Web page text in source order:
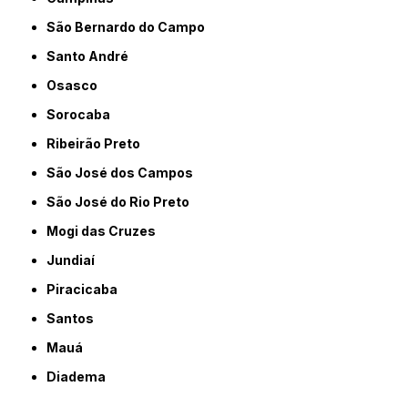
São Bernardo do Campo
Santo André
Osasco
Sorocaba
Ribeirão Preto
São José dos Campos
São José do Rio Preto
Mogi das Cruzes
Jundiaí
Piracicaba
Santos
Mauá
Diadema